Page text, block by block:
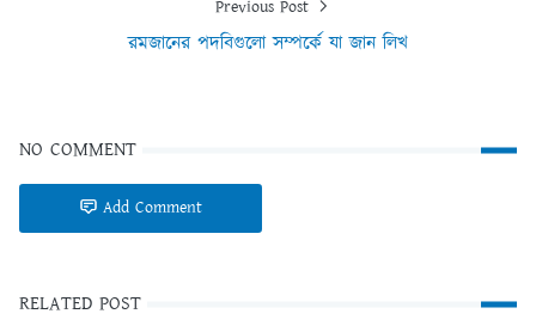
Previous Post
রমজানের পদবিগুলো সম্পর্কে যা জান লিখ
NO COMMENT
Add Comment
RELATED POST